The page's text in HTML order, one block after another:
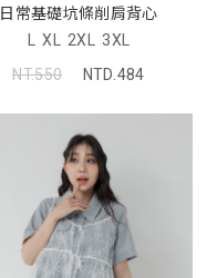
日常基礎坑條削肩背心
L XL 2XL 3XL
NT.550
NTD.484